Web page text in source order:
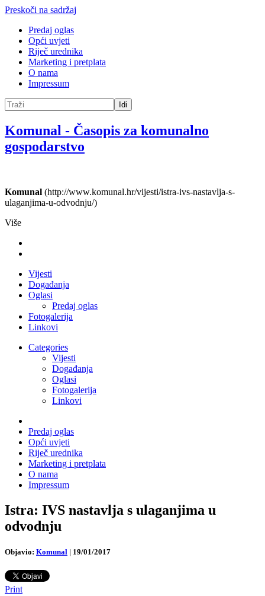
Preskoči na sadržaj
Predaj oglas
Opći uvjeti
Riječ urednika
Marketing i pretplata
O nama
Impressum
Idi
Komunal - Časopis za komunalno
gospodarstvo
Komunal (http://www.komunal.hr/vijesti/istra-ivs-nastavlja-s-
ulaganjima-u-odvodnju/)
Više
Vijesti
Događanja
Oglasi
Predaj oglas
Fotogalerija
Linkovi
Categories
Vijesti
Događanja
Oglasi
Fotogalerija
Linkovi
Predaj oglas
Opći uvjeti
Riječ urednika
Marketing i pretplata
O nama
Impressum
Istra: IVS nastavlja s ulaganjima u
odvodnju
Objavio: Komunal | 19/01/2017
Print